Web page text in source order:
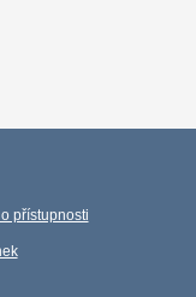
přístupnosti